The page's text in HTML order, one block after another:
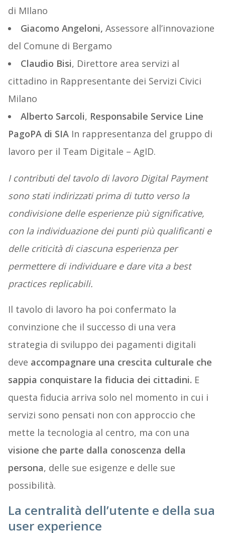
di MIlano
Giacomo Angeloni, Assessore all’innovazione
del Comune di Bergamo
Claudio Bisi, Direttore area servizi al
cittadino in Rappresentante dei Servizi Civici
Milano
Alberto Sarcoli, Responsabile Service Line
PagoPA di SIAIn rappresentanza del gruppo di
lavoro per il Team Digitale – AgID.
I contributi del tavolo di lavoro Digital Payment
sono stati indirizzati prima di tutto verso la
condivisione delle esperienze più significative,
con la individuazione dei punti più qualificanti e
delle criticità di ciascuna esperienza per
permettere di individuare e dare vita a best
practices replicabili.
Il tavolo di lavoro ha poi confermato la
convinzione che il successo di una vera
strategia di sviluppo dei pagamenti digitali
deve accompagnare una crescita culturale che
sappia conquistare la fiducia dei cittadini. E
questa fiducia arriva solo nel momento in cui i
servizi sono pensati non con approccio che
mette la tecnologia al centro, ma con una
visione che parte dalla conoscenza della
persona, delle sue esigenze e delle sue
possibilità.
La centralità dell’utente e della sua
user experience